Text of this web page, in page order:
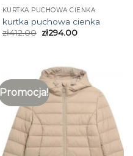
KURTKA PUCHOWA CIENKA
kurtka puchowa cienka
zł412.00 zł294.00
Promocja!